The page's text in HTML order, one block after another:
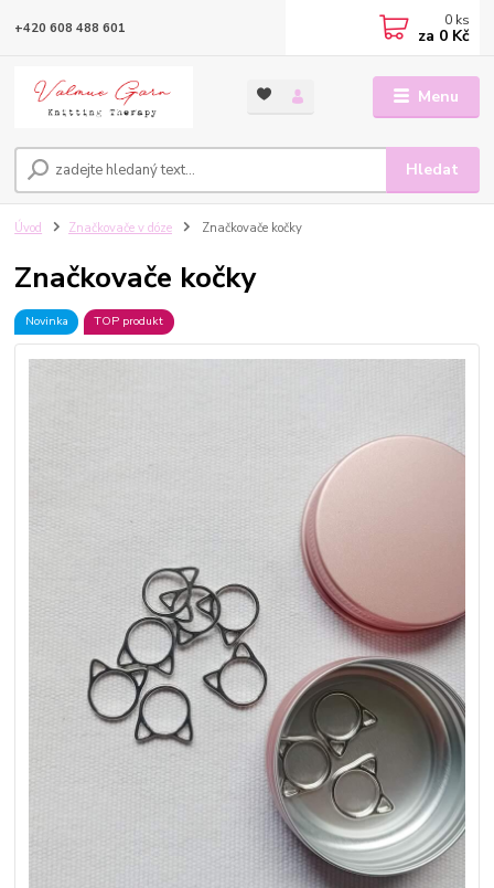
Menu
Hledat
+420 608 488 601 0 ks
za 0 Kč
Úvod Značkovače v dóze Značkovače kočky
Značkovače kočky
Novinka TOP produkt